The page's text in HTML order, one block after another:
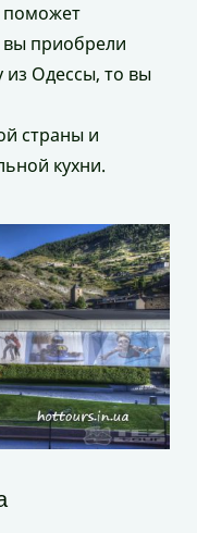
поможет
вы приобрели
из Одессы, то вы
страны и
кухни.